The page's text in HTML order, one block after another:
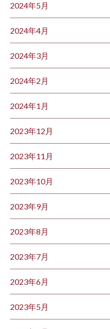
2024年5月
2024年4月
2024年3月
2024年2月
2024年1月
2023年12月
2023年11月
2023年10月
2023年9月
2023年8月
2023年7月
2023年6月
2023年5月